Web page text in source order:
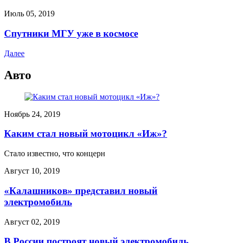
Июль 05, 2019
Спутники МГУ уже в космосе
Далее
Авто
Ноябрь 24, 2019
Каким стал новый мотоцикл «Иж»?
Стало известно, что концерн
Август 10, 2019
«Калашников» представил новый
электромобиль
Август 02, 2019